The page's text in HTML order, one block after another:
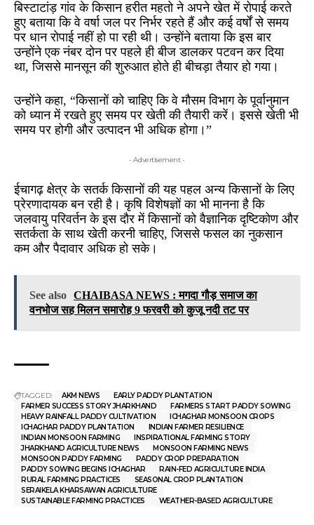
बिस्टाटांड़ गांव के किसान हरीत महतो ने अपने खेत में रोपाई करते
हुए बताया कि वे वर्षा जल पर निर्भर रहते हैं और कई वर्षों से समय
पर धान रोपाई नहीं हो पा रही थी। उन्होंने बताया कि इस बार
उन्होंने एक नंबर दोन पर पहले ही बीज डालकर पटवन कर दिया
था, जिससे मानसून की शुरुआत होते ही बीचड़ा तैयार हो गया।
उन्होंने कहा, “किसानों को चाहिए कि वे मौसम विभाग के पूर्वानुमान
को ध्यान में रखते हुए समय पर खेती की तैयारी करें। इससे खेती भी
समय पर होगी और उत्पादन भी अधिक होगा।”
- Advertisement -
ईचागढ़ क्षेत्र के सतर्क किसानों की यह पहल अन्य किसानों के लिए
प्रेरणादायक बन रही है। कृषि विशेषज्ञों का भी मानना है कि
जलवायु परिवर्तन के इस दौर में किसानों को वैज्ञानिक दृष्टिकोण और
सतर्कता के साथ खेती करनी चाहिए, जिससे फसल का नुकसान
कम और पैदावार अधिक हो सके।
See also CHAIBASA NEWS : मगदा गौड़ समाज का
वनभोज सह मिलन समारोह 9 फरवरी को कुजू नदी तट पर
TAGGED: AKM NEWS
EARLY PADDY PLANTATION
FARMER SUCCESS STORY JHARKHAND
FARMERS START PADDY SOWING
HEAVY RAINFALL PADDY CULTIVATION
ICHAGHAR MONSOON CROPS
ICHAGHAR PADDY PLANTATION
INDIAN FARMER RESILIENCE
INDIAN MONSOON FARMING
INSPIRATIONAL FARMING STORY
JHARKHAND AGRICULTURE NEWS
MONSOON FARMING NEWS
MONSOON PADDY FARMING
PADDY CROP PREPARATION
PADDY SOWING BEGINS ICHAGHAR
RAIN-FED AGRICULTURE INDIA
RURAL FARMING PRACTICES
SEASONAL CROP PLANTATION
SERAIKELA KHARSAWAN AGRICULTURE
SUSTAINABLE FARMING PRACTICES
WEATHER-BASED AGRICULTURE